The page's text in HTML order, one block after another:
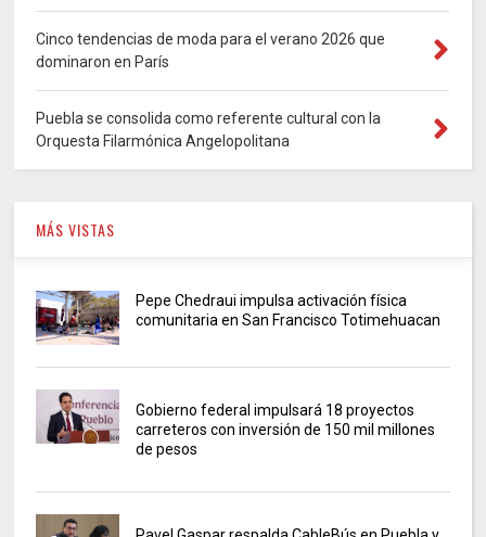
Cinco tendencias de moda para el verano 2026 que
dominaron en París
Puebla se consolida como referente cultural con la
Orquesta Filarmónica Angelopolitana
MÁS VISTAS
Pepe Chedraui impulsa activación física
comunitaria en San Francisco Totimehuacan
Gobierno federal impulsará 18 proyectos
carreteros con inversión de 150 mil millones
de pesos